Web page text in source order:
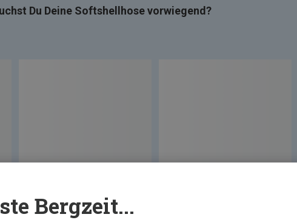
Du Deine Softshellhose vorwiegend?
Bergzeit...